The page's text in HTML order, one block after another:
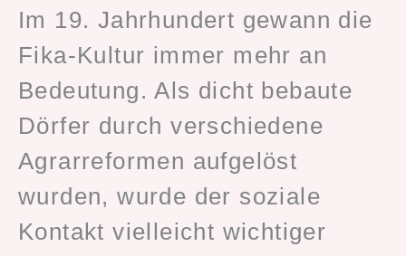
Im 19. Jahrhundert gewann die
Fika-Kultur immer mehr an
Bedeutung. Als dicht bebaute
Dörfer durch verschiedene
Agrarreformen aufgelöst
wurden, wurde der soziale
Kontakt vielleicht wichtiger